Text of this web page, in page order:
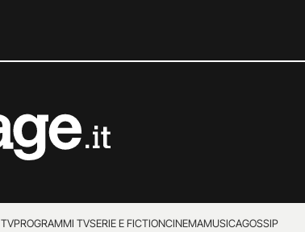
TVPROGRAMMI TVSERIE E FICTIONCINEMAMUSICAGOSSIP